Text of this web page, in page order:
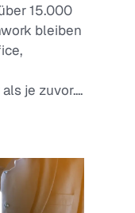
15.000
bleiben
je zuvor....